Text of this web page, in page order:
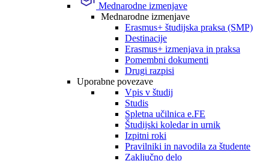
Mednarodne izmenjave
Mednarodne izmenjave
Erasmus+ študijska praksa (SMP)
Destinacije
Erasmus+ izmenjava in praksa
Pomembni dokumenti
Drugi razpisi
Uporabne povezave
Vpis v študij
Studis
Spletna učilnica e.FE
Študijski koledar in urnik
Izpitni roki
Pravilniki in navodila za študente
Zaključno delo